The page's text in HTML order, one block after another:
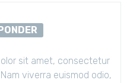
sit amet, consectetur
viverra euismod odio,